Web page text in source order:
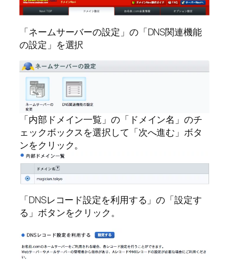
「ネームサーバーの設定」の「DNS関連機能
の設定」を選択
「内部ドメイン一覧」の「ドメイン名」のチ
ェックボックスを選択して「次へ進む」ボタ
ンをクリック。
「DNSレコード設定を利用する」の「設定す
る」ボタンをクリック。